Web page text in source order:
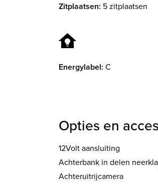
Zitplaatsen: 5 zitplaatsen
Energylabel: C
Opties en
12Volt aansluiting
Achterbank in delen
Achteruitrijcamera